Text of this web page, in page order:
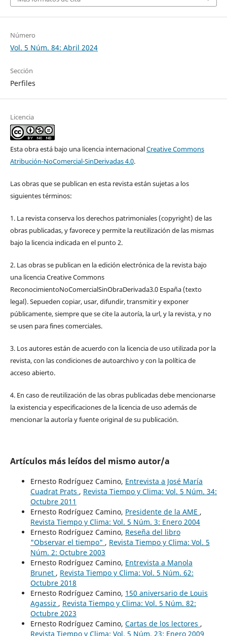
Número
Vol. 5 Núm. 84: Abril 2024
Sección
Perfiles
Licencia
Esta obra está bajo una licencia internacionalCreative Commons
Atribución-NoComercial-SinDerivadas 4.0.
Las obras que se publican en esta revista están sujetas a los
siguientes términos:
1. La revista conserva los derechos patrimoniales (copyright) de las
obras publicadas, y favorece y permite la reutilización de las mismas
bajo la licencia indicada en el punto 2.
2. Las obras se publican en la edición electrónica de la revista bajo
una licencia Creative Commons
ReconocimientoNoComercialSinObraDerivada3.0 España (texto
legal). Sepueden copiar, usar, difundir, transmitir y exponer
públicamente, siempre que se cite la autoría, la url, y la revista, y no
se usen para fines comerciales.
3. Los autores están de acuerdo con la licencia de uso utilizada por la
revista, con las condiciones de autoarchivo y con la política de
acceso abierto.
4. En caso de reutilización de las obras publicadas debe mencionarse
la existencia y especificaciones de la licencia de uso además de
mencionar la autoría y fuente original de su publicación.
Artículos más leídos del mismo autor/a
Ernesto Rodríguez Camino, Entrevista a José María
Cuadrat Prats , Revista Tiempo y Clima: Vol. 5 Núm. 34:
Octubre 2011
Ernesto Rodríguez Camino, Presidente de la AME ,
Revista Tiempo y Clima: Vol. 5 Núm. 3: Enero 2004
Ernesto Rodríguez Camino, Reseña del libro
"Observar el tiempo" , Revista Tiempo y Clima: Vol. 5
Núm. 2: Octubre 2003
Ernesto Rodríguez Camino, Entrevista a Manola
Brunet , Revista Tiempo y Clima: Vol. 5 Núm. 62:
Octubre 2018
Ernesto Rodríguez Camino, 150 aniversario de Louis
Agassiz , Revista Tiempo y Clima: Vol. 5 Núm. 82:
Octubre 2023
Ernesto Rodríguez Camino, Cartas de los lectores ,
Revista Tiempo y Clima: Vol. 5 Núm. 23: Enero 2009